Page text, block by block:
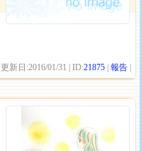
| 更新日:2016/01/31 | ID:21875 |報告